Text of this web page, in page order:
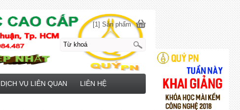
[1] Sản phẩm
DỊCH VỤ LIÊN QUAN LIÊN HỆ